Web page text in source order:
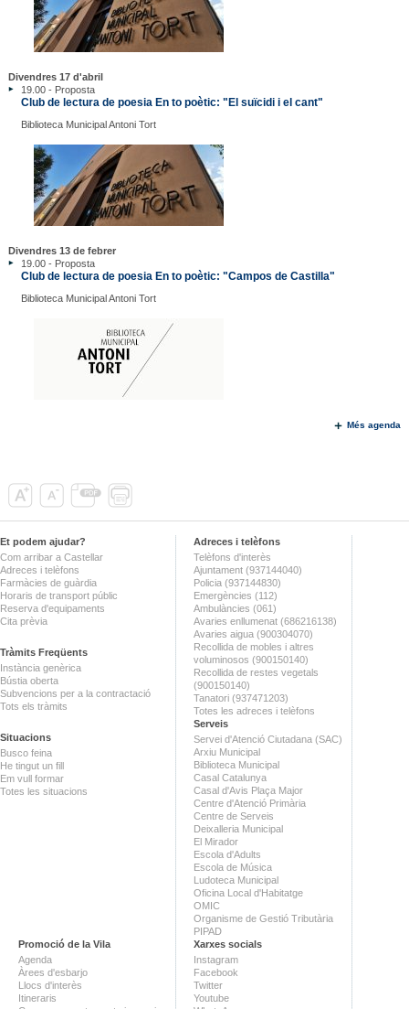
Divendres 17 d'abril
19.00 - Proposta
Club de lectura de poesia En to poètic: "El suïcidi i el cant"
Biblioteca Municipal Antoni Tort
Divendres 13 de febrer
19.00 - Proposta
Club de lectura de poesia En to poètic: "Campos de Castilla"
Biblioteca Municipal Antoni Tort
Més agenda
Et podem ajudar?
Com arribar a Castellar
Adreces i telèfons
Farmàcies de guàrdia
Horaris de transport públic
Reserva d'equipaments
Cita prèvia
Tràmits Freqüents
Instància genèrica
Bústia oberta
Subvencions per a la contractació
Tots els tràmits
Situacions
Busco feina
He tingut un fill
Em vull formar
Totes les situacions
Adreces i telèfons
Telèfons d'interès
Ajuntament (937144040)
Policia (937144830)
Emergències (112)
Ambulàncies (061)
Avaries enllumenat (686216138)
Avaries aigua (900304070)
Recollida de mobles i altres
voluminosos (900150140)
Recollida de restes vegetals
(900150140)
Tanatori (937471203)
Totes les adreces i telèfons
Serveis
Servei d'Atenció Ciutadana (SAC)
Arxiu Municipal
Biblioteca Municipal
Casal Catalunya
Casal d'Avis Plaça Major
Centre d'Atenció Primària
Centre de Serveis
Deixalleria Municipal
El Mirador
Escola d'Adults
Escola de Música
Ludoteca Municipal
Oficina Local d'Habitatge
OMIC
Organisme de Gestió Tributària
PIPAD
Promoció de la Vila
Agenda
Àrees d'esbarjo
Llocs d'interès
Itineraris
Xarxes socials
Instagram
Facebook
Twitter
Youtube